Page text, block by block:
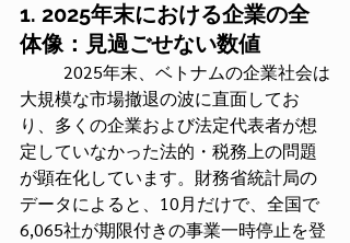
1. 2025年末における企業の全
体像：見過ごせない数値
大規模な市場撤退の波に直面してお
り、多くの企業および法定代表者が想
定していなかった法的・税務上の問題
が顕在化しています。財務省統計局の
データによると、10月だけで、全国で
6,065社が期限付きの事業一時停止を登